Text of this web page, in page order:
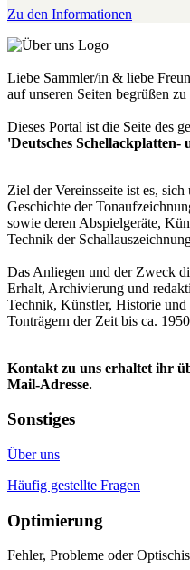
Zu den Informationen
Liebe Sammler/in & liebe
auf unseren Seiten begrüßen
Dieses Portal ist die Seite des
'Deutsches
Ziel der Vereinsseite ist es,
Geschichte der
sowie deren Abspielgeräte,
Technik der
Das Anliegen und der Zweck
Erhalt, Archivierung und
Technik, Künstler, Historie
Tonträgern der Zeit bis ca.
Kontakt zu uns erhaltet ihr
Mail-Adresse.
Sonstiges
Über uns
Häufig gestellte Fragen
Optimierung
Fehler, Probleme oder